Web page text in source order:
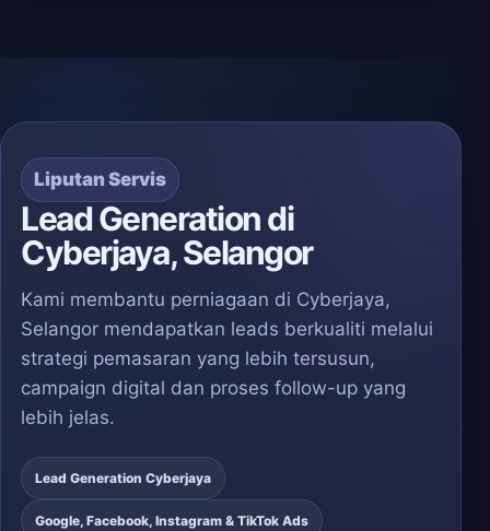
Liputan Servis
Lead Generation di
Cyberjaya, Selangor
Kami membantu perniagaan di Cyberjaya,
Selangor mendapatkan leads berkualiti melalui
strategi pemasaran yang lebih tersusun,
campaign digital dan proses follow-up yang
lebih jelas.
Lead Generation Cyberjaya
Google, Facebook, Instagram & TikTok Ads